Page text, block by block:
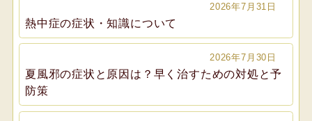
2026年7月31日
熱中症の症状・知識について
2026年7月30日
夏風邪の症状と原因は？早く治すための対処と予
防策